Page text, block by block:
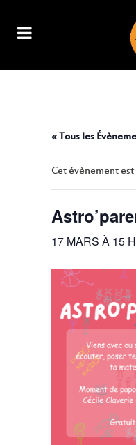
« Tous les
Cet évènement est
17 MARS À 15